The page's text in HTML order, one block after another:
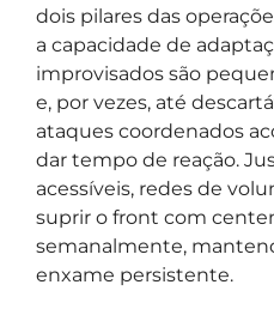
dois pilares das
a capacidade de
improvisados são
e, por vezes, até
ataques coordenados
dar tempo de reação.
acessíveis, redes de
suprir o front com
semanalmente,
enxame persistente.